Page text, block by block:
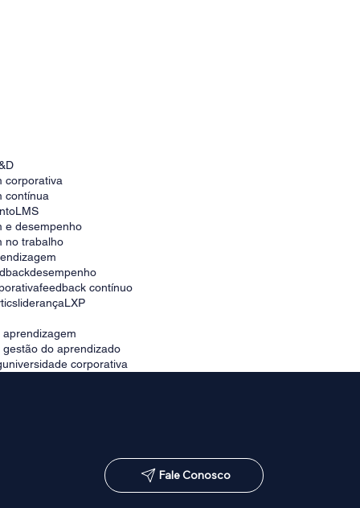
corporativa
contínua
LMS
e desempenho
no trabalho
desempenho
feedback contínuo
liderançaLXP
do aprendizado
universidade corporativa
Fale Conosco